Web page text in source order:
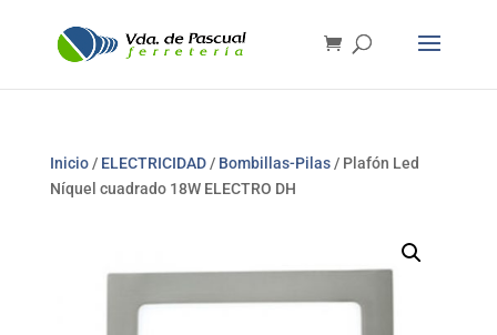
Inicio/ ELECTRICIDAD/ Bombillas-Pilas/ Plafón Led
Níquel cuadrado 18W ELECTRO DH